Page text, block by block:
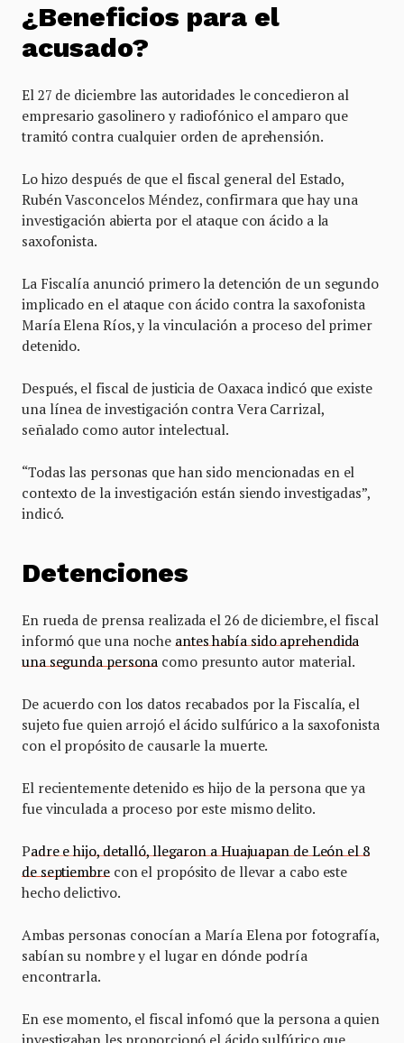
¿Beneficios para el
acusado?
El 27 de diciembre las autoridades le concedieron al
empresario gasolinero y radiofónico el amparo que
tramitó contra cualquier orden de aprehensión.
Lo hizo después de que el fiscal general del Estado,
Rubén Vasconcelos Méndez, confirmara que hay una
investigación abierta por el ataque con ácido a la
saxofonista.
La Fiscalía anunció primero la detención de un segundo
implicado en el ataque con ácido contra la saxofonista
María Elena Ríos, y la vinculación a proceso del primer
detenido.
Después, el fiscal de justicia de Oaxaca indicó que existe
una línea de investigación contra Vera Carrizal,
señalado como autor intelectual.
“Todas las personas que han sido mencionadas en el
contexto de la investigación están siendo investigadas”,
indicó.
Detenciones
En rueda de prensa realizada el 26 de diciembre, el fiscal
informó que una noche antes había sido aprehendida
una segunda persona como presunto autor material.
De acuerdo con los datos recabados por la Fiscalía, el
sujeto fue quien arrojó el ácido sulfúrico a la saxofonista
con el propósito de causarle la muerte.
El recientemente detenido es hijo de la persona que ya
fue vinculada a proceso por este mismo delito.
Padre e hijo, detalló, llegaron a Huajuapan de León el 8
de septiembrecon el propósito de llevar a cabo este
hecho delictivo.
Ambas personas conocían a María Elena por fotografía,
sabían su nombre y el lugar en dónde podría
encontrarla.
En ese momento, el fiscal infomó que la persona a quien
investigaban les proporcionó el ácido sulfúrico que